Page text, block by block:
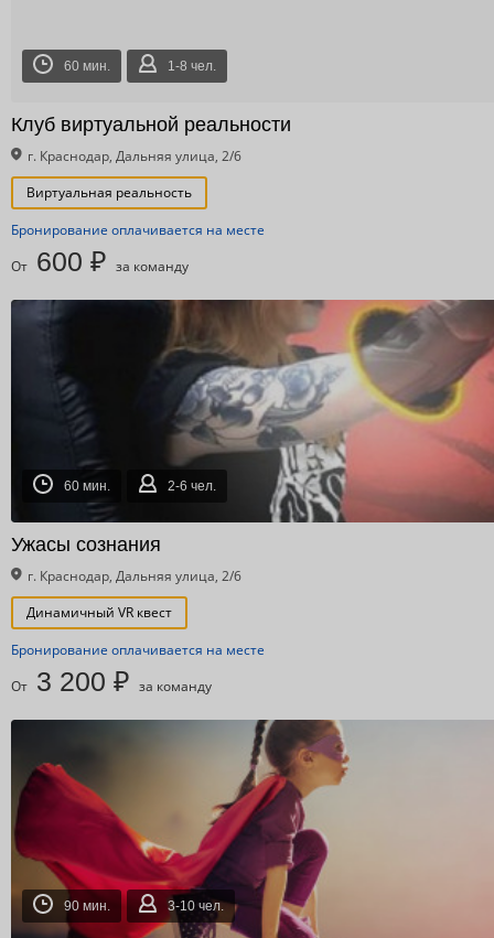
60 мин. 1-8 чел.
Клуб виртуальной реальности
г. Краснодар, Дальняя улица, 2/6
Виртуальная реальность
Бронирование оплачивается на месте
От 600 ₽ за команду
60 мин. 2-6 чел.
Ужасы сознания
г. Краснодар, Дальняя улица, 2/6
Динамичный VR квест
Бронирование оплачивается на месте
От 3 200 ₽ за команду
90 мин. 3-10 чел.